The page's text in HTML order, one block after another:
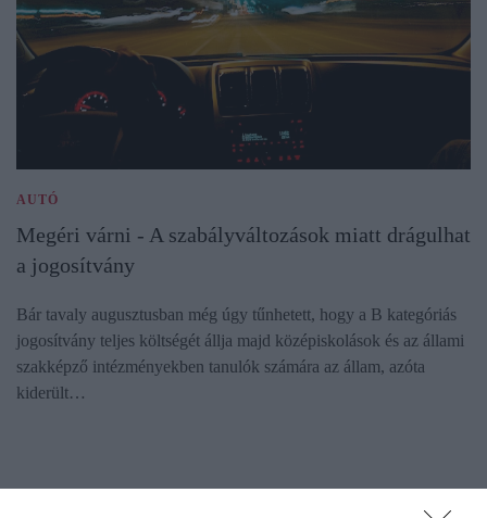
AUTÓ
Megéri várni - A szabályváltozások miatt drágulhat
a jogosítvány
Bár tavaly augusztusban még úgy tűnhetett, hogy a B kategóriás
jogosítvány teljes költségét állja majd középiskolások és az állami
szakképző intézményekben tanulók számára az állam, azóta
kiderült…